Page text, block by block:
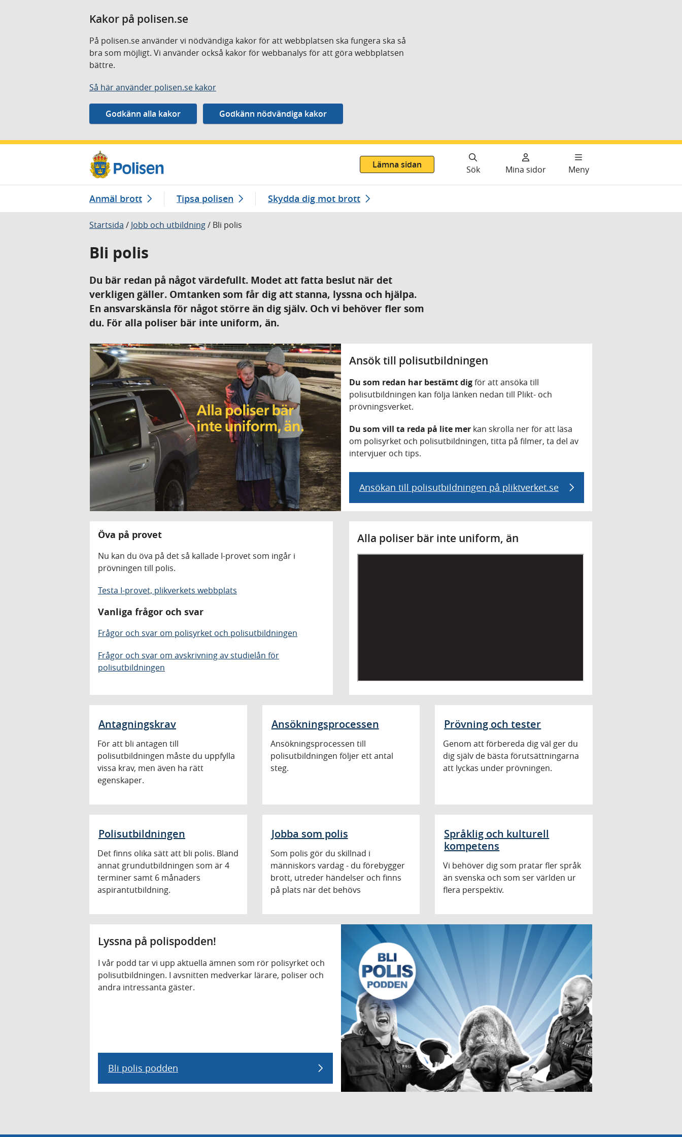
Kakor på polisen.se
På polisen.se använder vi nödvändiga kakor för att webbplatsen ska fungera ska så
bra som möjligt. Vi använder också kakor för webbanalys för att göra webbplatsen
bättre.
Så här använder polisen.se kakor
Lämna sidan
Sök Mina sidor Meny
Anmäl brott Tipsa polisen Skydda dig mot brott
Startsida / Jobb och utbildning/ Bli polis
Bli polis
Du bär redan på något värdefullt. Modet att fatta beslut när det
verkligen gäller. Omtanken som får dig att stanna, lyssna och hjälpa.
En ansvarskänsla för något större än dig själv. Och vi behöver fler som
du. För alla poliser bär inte uniform, än.
Ansök till polisutbildningen
Du som redan har bestämt digför att ansöka till
polisutbildningen kan följa länken nedan till Plikt- och
prövningsverket.
Du som vill ta reda på lite mer kan skrolla ner för att läsa
om polisyrket och polisutbildningen, titta på filmer, ta del av
intervjuer och tips.
Ansökan till polisutbildningen på pliktverket.se
Öva på provet
Nu kan du öva på det så kallade I-provet som ingår i
prövningen till polis.
Testa I-provet, plikverkets webbplats
Vanliga frågor och svar
Frågor och svar om polisyrket och polisutbildningen
Frågor och svar om avskrivning av studielån för
polisutbildningen
Alla poliser bär inte uniform, än
Antagningskrav
För att bli antagen till
polisutbildningen måste du uppfylla
vissa krav, men även ha rätt
egenskaper.
Ansökningsprocessen
Ansökningsprocessen till
polisutbildningen följer ett antal
steg.
Prövning och tester
Genom att förbereda dig väl ger du
dig själv de bästa förutsättningarna
att lyckas under prövningen.
Polisutbildningen
Det finns olika sätt att bli polis. Bland
annat grundutbildningen som är 4
terminer samt 6 månaders
aspirantutbildning.
Jobba som polis
Som polis gör du skillnad i
människors vardag - du förebygger
brott, utreder händelser och finns
på plats när det behövs
Språklig och kulturell
kompetens
Vi behöver dig som pratar fler språk
än svenska och som ser världen ur
flera perspektiv.
Lyssna på polispodden!
I vår podd tar vi upp aktuella ämnen som rör polisyrket och
polisutbildningen. I avsnitten medverkar lärare, poliser och
andra intressanta gäster.
Bli polis podden